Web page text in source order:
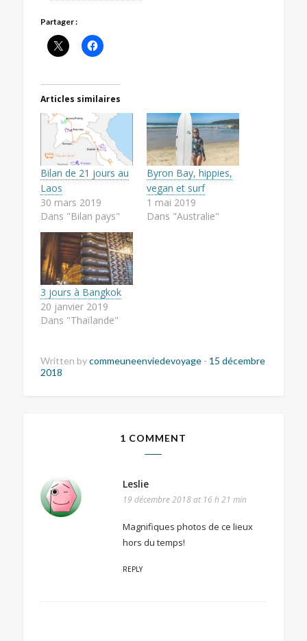
Partager :
Articles similaires
Bilan de 21 jours au
Laos
30 mars 2019
Dans "Bilan pays"
Byron Bay, hippies,
vegan et surf
1 mai 2019
Dans "Australie"
3 jours à Bangkok
20 janvier 2019
Dans "Thaïlande"
Written bycommeuneenviedevoyage - 15 décembre
2018
1 COMMENT
Leslie
19 décembre 2018 at 16 h 21 min
Magnifiques photos de ce lieux
hors du temps!
REPLY